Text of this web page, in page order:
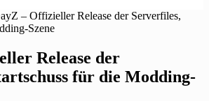
– Offizieller Release der Serverfiles,
Szene
Release der
für die Modding-